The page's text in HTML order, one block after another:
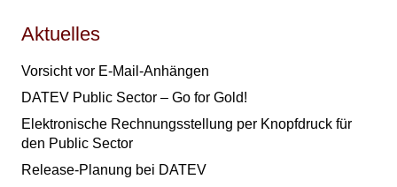
Aktuelles
Vorsicht vor E-Mail-Anhängen
DATEV Public Sector – Go for Gold!
Elektronische Rechnungsstellung per Knopfdruck für
den Public Sector
Release-Planung bei DATEV